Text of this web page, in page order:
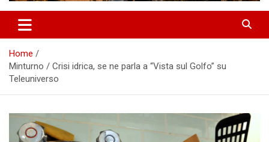
Home
Minturno / Crisi idrica, se ne parla a “Vista sul Golfo” su
Teleuniverso